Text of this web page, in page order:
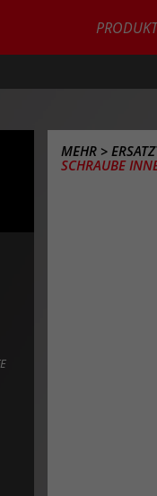
MEHR >
SCHRAUBE